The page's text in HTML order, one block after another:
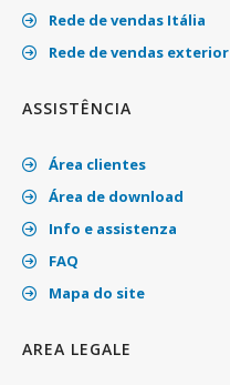
Rede de vendas Itália
Rede de vendas exterior
ASSISTÊNCIA
Área clientes
Área de download
Info e assistenza
FAQ
Mapa do site
AREA LEGALE